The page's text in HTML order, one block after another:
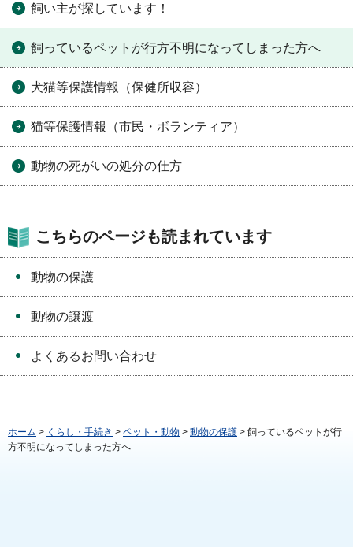
飼い主が探しています！
飼っているペットが行方不明になってしまった方へ
犬猫等保護情報（保健所収容）
猫等保護情報（市民・ボランティア）
動物の死がいの処分の仕方
こちらのページも読まれています
動物の保護
動物の譲渡
よくあるお問い合わせ
ホーム > くらし・手続き > ペット・動物 > 動物の保護 > 飼っているペットが行
方不明になってしまった方へ